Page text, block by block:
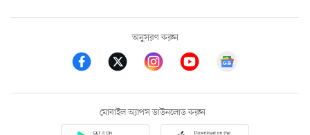
অনুসরণ করুন
মোবাইল অ্যাপস ডাউনলোড করুন